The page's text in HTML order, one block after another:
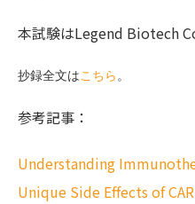
本試験はLegend Biotech
抄録全文はこちら 。
参考記事：
Understanding
Unique Side Effects of